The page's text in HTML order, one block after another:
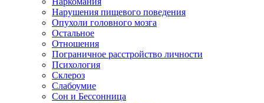
Нарушения пищевого поведения
Опухоли головного мозга
Остальное
Отношения
Пограничное расстройство личности
Психология
Склероз
Слабоумие
Сон и Бессонница